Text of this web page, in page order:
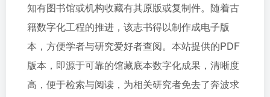
知有图书馆或机构收藏有其原版或复制件。随着古
籍数字化工程的推进，该志书得以制作成电子版
本，方便学者与研究爱好者查阅。本站提供的PDF
版本，即源于可靠的馆藏底本数字化成果，清晰度
高，便于检索与阅读，为相关研究者免去了奔波求